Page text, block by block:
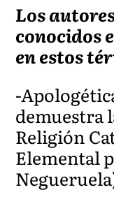
Los
conocidos
en estos
-
demuestra
Religión
Elemental